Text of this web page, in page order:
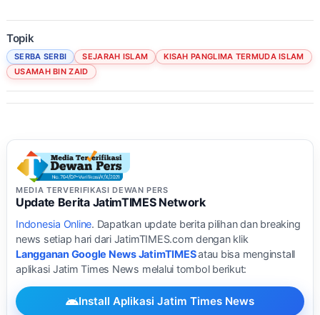
Topik
SERBA SERBI SEJARAH ISLAM
KISAH PANGLIMA TERMUDA ISLAM
USAMAH BIN ZAID
MEDIA TERVERIFIKASI DEWAN PERS
Update Berita JatimTIMES Network
Indonesia Online. Dapatkan update berita pilihan dan breaking
news setiap hari dari JatimTIMES.com dengan klik
Langganan Google News JatimTIMESatau bisa menginstall
aplikasi Jatim Times News melalui tombol berikut:
Install Aplikasi Jatim Times News